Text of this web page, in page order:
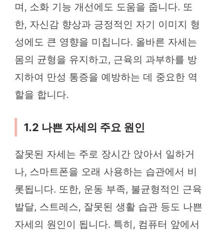
며, 소화 기능 개선에도 도움을 줍니다. 또
한, 자신감 향상과 긍정적인 자기 이미지 형
성에도 큰 영향을 미칩니다. 올바른 자세는
몸의 균형을 유지하고, 근육의 과부하를 방
지하여 만성 통증을 예방하는 데 중요한 역
할을 합니다.
1.2 나쁜 자세의 주요 원인
잘못된 자세는 주로 장시간 앉아서 일하거
나, 스마트폰을 오래 사용하는 습관에서 비
롯됩니다. 또한, 운동 부족, 불균형적인 근육
발달, 스트레스, 잘못된 생활 습관 등도 나쁜
자세의 원인이 됩니다. 특히, 컴퓨터 앞에서